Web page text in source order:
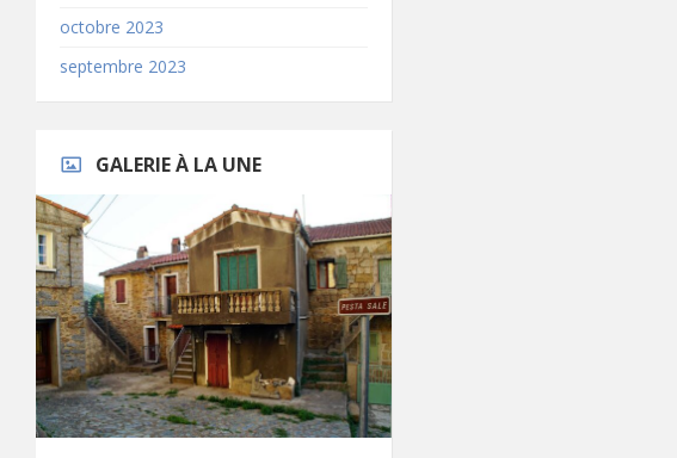
octobre 2023
septembre 2023
GALERIE À LA UNE